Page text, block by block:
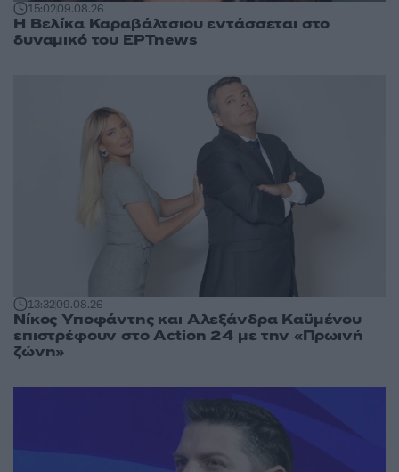
15:0209.08.26
Η Βελίκα Καραβάλτσιου εντάσσεται στο
δυναμικό του ΕΡΤnews
13:3209.08.26
Νίκος Υποφάντης και Αλεξάνδρα Καϋμένου
επιστρέφουν στο Action 24 με την «Πρωινή
ζώνη»